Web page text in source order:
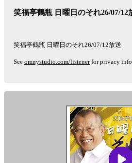
笑福亭鶴瓶 日曜日のそれ26/07/12
笑福亭鶴瓶 日曜日のそれ26/07/12放送
See omnystudio.com/listenerfor privacy